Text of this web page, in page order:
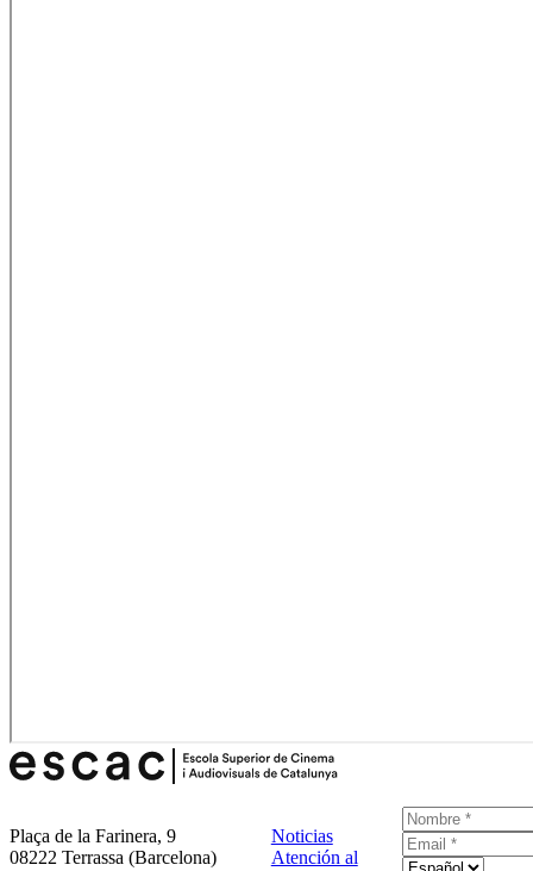
Plaça de la Farinera, 9
08222 Terrassa (Barcelona)
Noticias
Atención al